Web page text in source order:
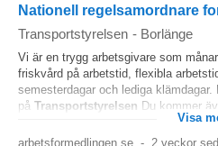
Nationell regelsamordnare
Transportstyrelsen - Borlänge
Vi är en trygg arbetsgivare som
friskvård på arbetstid, flexibla
semesterdagar och lediga
på Transportstyrelsen Du kommer
Visa
arbetsformedlingen.se - 2 veckor